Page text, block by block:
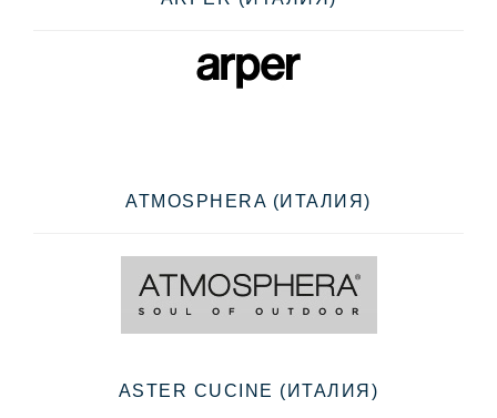
ATMOSPHERA (ИТАЛИЯ)
ASTER CUCINE (ИТАЛИЯ)